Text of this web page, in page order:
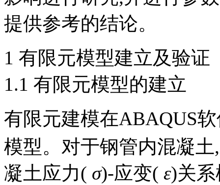
提供参考的结论。
1 有限元模型建立及验证
1.1 有限元模型的建立
有限元建模在ABAQUS
模型。对于钢管内混凝
凝土应力( σ)-应变( ε)关